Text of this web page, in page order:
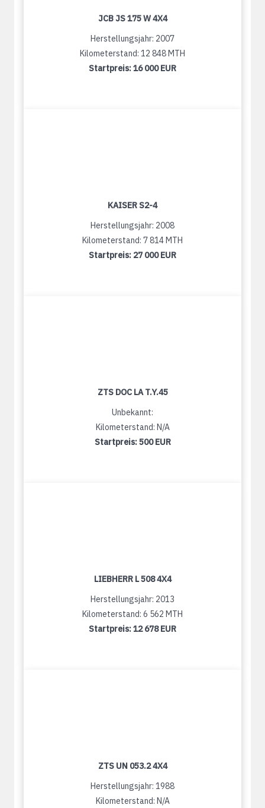
JCB JS 175 W 4X4
Herstellungsjahr: 2007
Kilometerstand: 12 848 MTH
Startpreis:16 000 EUR
KAISER S2-4
Herstellungsjahr: 2008
Kilometerstand: 7 814 MTH
Startpreis: 27 000 EUR
ZTS DOC LA T.Y.45
Unbekannt:
Kilometerstand: N/A
Startpreis:500 EUR
LIEBHERR L 508 4X4
Herstellungsjahr: 2013
Kilometerstand: 6 562 MTH
Startpreis:12 678 EUR
ZTS UN 053.2 4X4
Herstellungsjahr: 1988
Kilometerstand: N/A